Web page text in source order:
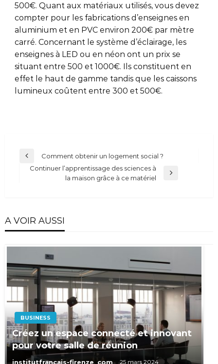
500€. Quant aux matériaux utilisés, vous devez
compter pour les fabrications d’enseignes en
aluminium et en PVC environ 200€ par mètre
carré. Concernant le système d’éclairage, les
enseignes à LED ou en néon ont un prix se
situant entre 500 et 1000€. Ils constituent en
effet le haut de gamme tandis que les caissons
lumineux coûtent entre 300 et 500€.
Navigation
de
Previous
Post
Comment obtenir un logement social ?
Continuer l’apprentissage des sciences à
la maison grâce à ce matériel
A VOIR AUSSI
BUSINESS
Créez un espace connecté et innovant
pour votre salle de réunion
institutfrancais-firenze_com 25 mars 2024